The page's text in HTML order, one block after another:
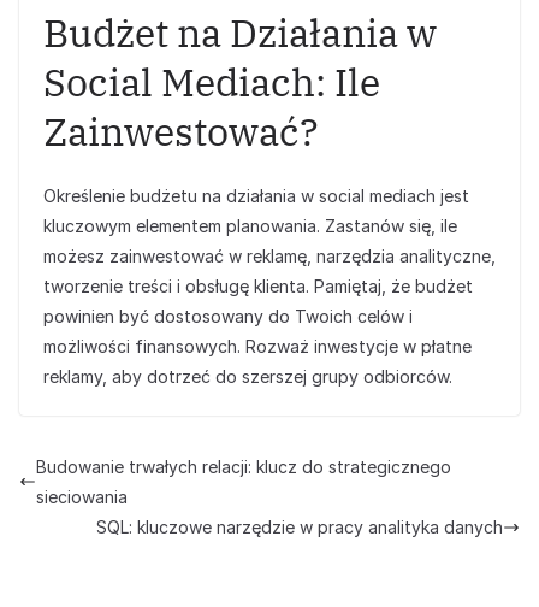
Budżet na Działania w
Social Mediach: Ile
Zainwestować?
Określenie budżetu na działania w social mediach jest
kluczowym elementem planowania. Zastanów się, ile
możesz zainwestować w reklamę, narzędzia analityczne,
tworzenie treści i obsługę klienta. Pamiętaj, że budżet
powinien być dostosowany do Twoich celów i
możliwości finansowych. Rozważ inwestycje w płatne
reklamy, aby dotrzeć do szerszej grupy odbiorców.
Budowanie trwałych relacji: klucz do strategicznego
sieciowania
SQL: kluczowe narzędzie w pracy analityka danych